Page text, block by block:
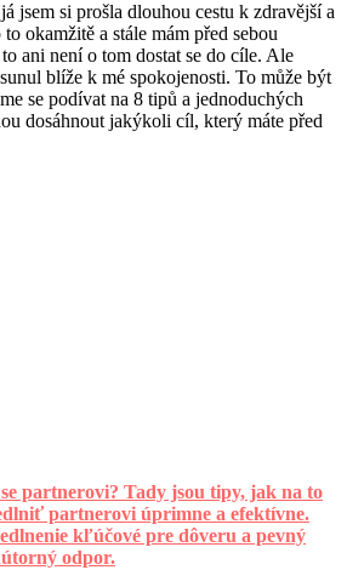
jsem si prošla dlouhou cestu k zdravější a
okamžitě a stále mám před sebou
ani není o tom dostat se do cíle. Ale
blíže k mé spokojenosti. To může být
se podívat na 8 tipů a jednoduchých
dosáhnout jakýkoli cíl, který máte před
partnerovi? Tady jsou tipy, jak na to
partnerovi úprimne a efektívne.
kľúčové pre dôveru a pevný
odpor.